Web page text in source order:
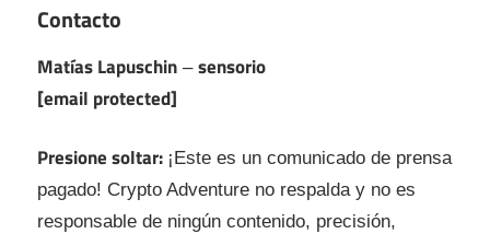
Contacto
Matías Lapuschin – sensorio
[email protected]
Presione soltar: ¡Este es un comunicado de prensa
pagado! Crypto Adventure no respalda y no es
responsable de ningún contenido, precisión,